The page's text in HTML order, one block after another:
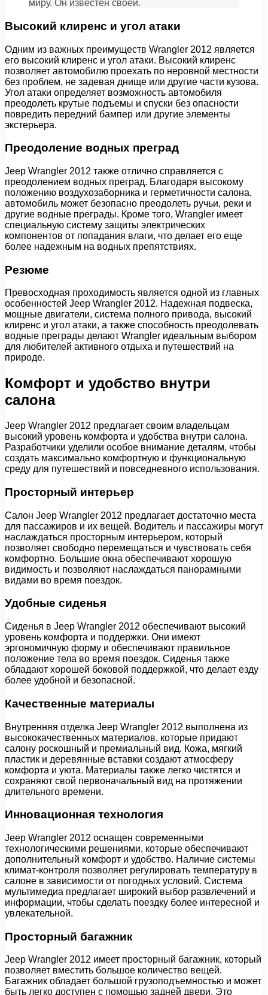
миру. Он известен своей.
Высокий клиренс и угол атаки
Одним из важных преимуществ Wrangler 2012 является
его высокий клиренс и угол атаки. Высокий клиренс
позволяет автомобилю проехать по неровной местности
без проблем, не задевая днище или другие части кузова.
Угол атаки определяет возможность автомобиля
преодолеть крутые подъемы и спуски без опасности
повредить передний бампер или другие элементы
экстерьера.
Преодоление водных преград
Jeep Wrangler 2012 также отлично справляется с
преодолением водных преград. Благодаря высокому
положению воздухозаборника и герметичности салона,
автомобиль может безопасно преодолеть ручьи, реки и
другие водные преграды. Кроме того, Wrangler имеет
специальную систему защиты электрических
компонентов от попадания влаги, что делает его еще
более надежным на водных препятствиях.
Резюме
Превосходная проходимость является одной из главных
особенностей Jeep Wrangler 2012. Надежная подвеска,
мощные двигатели, система полного привода, высокий
клиренс и угол атаки, а также способность преодолевать
водные преграды делают Wrangler идеальным выбором
для любителей активного отдыха и путешествий на
природе.
Комфорт и удобство внутри
салона
Jeep Wrangler 2012 предлагает своим владельцам
высокий уровень комфорта и удобства внутри салона.
Разработчики уделили особое внимание деталям, чтобы
создать максимально комфортную и функциональную
среду для путешествий и повседневного использования.
Просторный интерьер
Салон Jeep Wrangler 2012 предлагает достаточно места
для пассажиров и их вещей. Водитель и пассажиры могут
наслаждаться просторным интерьером, который
позволяет свободно перемещаться и чувствовать себя
комфортно. Большие окна обеспечивают хорошую
видимость и позволяют наслаждаться панорамными
видами во время поездок.
Удобные сиденья
Сиденья в Jeep Wrangler 2012 обеспечивают высокий
уровень комфорта и поддержки. Они имеют
эргономичную форму и обеспечивают правильное
положение тела во время поездок. Сиденья также
обладают хорошей боковой поддержкой, что делает езду
более удобной и безопасной.
Качественные материалы
Внутренняя отделка Jeep Wrangler 2012 выполнена из
высококачественных материалов, которые придают
салону роскошный и премиальный вид. Кожа, мягкий
пластик и деревянные вставки создают атмосферу
комфорта и уюта. Материалы также легко чистятся и
сохраняют свой первоначальный вид на протяжении
длительного времени.
Инновационная технология
Jeep Wrangler 2012 оснащен современными
технологическими решениями, которые обеспечивают
дополнительный комфорт и удобство. Наличие системы
климат-контроля позволяет регулировать температуру в
салоне в зависимости от погодных условий. Система
мультимедиа предлагает широкий выбор развлечений и
информации, чтобы сделать поездку более интересной и
увлекательной.
Просторный багажник
Jeep Wrangler 2012 имеет просторный багажник, который
позволяет вместить большое количество вещей.
Багажник обладает большой грузоподъемностью и может
быть легко доступен с помощью задней двери. Это